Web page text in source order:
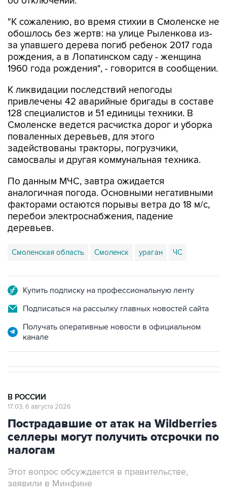
"К сожалению, во время стихии в Смоленске не
обошлось без жертв: на улице Рыленкова из-
за упавшего дерева погиб ребенок 2017 года
рождения, а в Лопатинском саду - женщина
1960 года рождения", - говорится в сообщении.
К ликвидации последствий непогоды
привлечены 42 аварийные бригады в составе
128 специалистов и 51 единицы техники. В
Смоленске ведется расчистка дорог и уборка
поваленных деревьев, для этого
задействованы тракторы, погрузчики,
самосвалы и другая коммунальная техника.
По данным МЧС, завтра ожидается
аналогичная погода. Основными негативными
факторами остаются порывы ветра до 18 м/с,
перебои электроснабжения, падение
деревьев.
Смоленская область Смоленск ураган ЧС
Купить подписку на профессиональную ленту
Подписаться на рассылку главных новостей сайта
Получать оперативные новости в официальном
канале
В РОССИИ
17:03, 6 августа 2026
Пострадавшие от атак на Wildberries
селлеры могут получить отсрочки по
налогам
Этот вопрос обсуждается в правительстве,
заявили в Минфине